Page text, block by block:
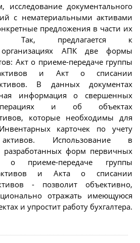
исследование документального
с нематериальными активами
предложения в части их
Так, предлагается к
АПК две формы
Акт о приеме-передаче группы
активов и Акт о списании
В данных документах
информация о свершенных
и об объектах
которые необходимы для
карточек по учету
активов. Использование в
разработанных форм первичных
о приеме-передаче группы
и Акта о списании
- позволит объективно,
отражать имеющуюся
и упростит работу бухгалтера.